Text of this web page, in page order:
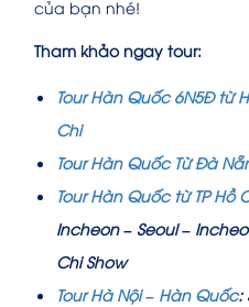
của bạn nhé!
Tham khảo ngay tour:
Tour Hàn Quốc 6N5Đ từ
Chi
Tour Hàn Quốc Từ Đà
Tour Hàn Quốc từ TP Hồ
Incheon – Seoul –
Chi Show
Tour Hà Nội – Hàn Quốc: